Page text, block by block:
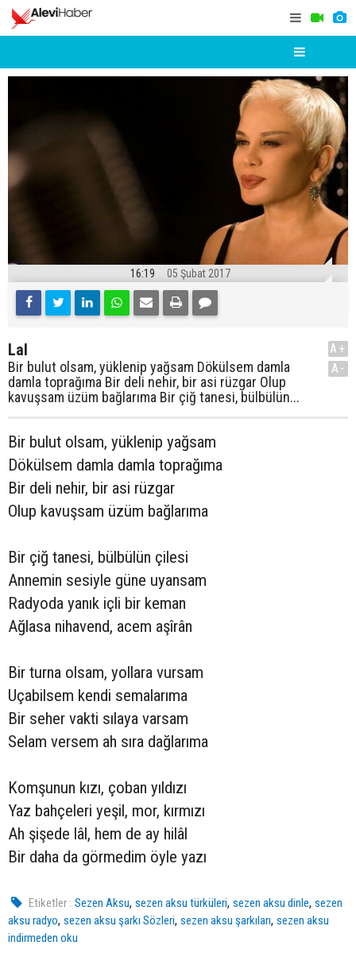
16:19 05 Şubat 2017
Lal
Bir bulut olsam, yüklenip yağsam Dökülsem damla
damla toprağıma Bir deli nehir, bir asi rüzgar Olup
kavuşsam üzüm bağlarıma Bir çiğ tanesi, bülbülün...
A+
A-
Bir bulut olsam, yüklenip yağsam
Dökülsem damla damla toprağıma
Bir deli nehir, bir asi rüzgar
Olup kavuşsam üzüm bağlarıma
Bir çiğ tanesi, bülbülün çilesi
Annemin sesiyle güne uyansam
Radyoda yanık içli bir keman
Ağlasa nihavend, acem aşîrân
Bir turna olsam, yollara vursam
Uçabilsem kendi semalarıma
Bir seher vakti sılaya varsam
Selam versem ah sıra dağlarıma
Komşunun kızı, çoban yıldızı
Yaz bahçeleri yeşil, mor, kırmızı
Ah şişede lâl, hem de ay hilâl
Bir daha da görmedim öyle yazı
Etiketler : Sezen Aksu,sezen aksu türküleri,sezen aksu dinle,sezen
aksu radyo, sezen aksu şarkı Sözleri, sezen aksu şarkıları, sezen aksu
indirmeden oku